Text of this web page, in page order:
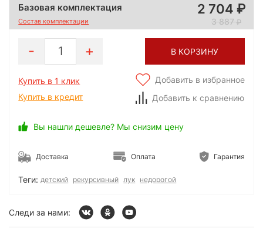
Базовая комплектация
Состав комплектации
2 704
3 887
1 В КОРЗИНУ
Купить в 1 клик
Купить в кредит
Добавить в избранное
Добавить к сравнению
Вы нашли дешевле? Мы снизим цену
Доставка Оплата Гарантия
Теги: детский рекурсивный лук недорогой
Следи за нами: